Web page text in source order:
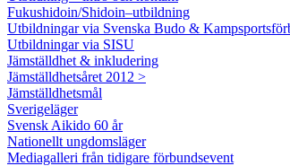
Fukushidoin/Shidoin–utbildning
Utbildningar via Svenska Budo &
Utbildningar via SISU
Jämställdhet & inkludering
Jämställdhetsåret 2012 >
Jämställdhetsmål
Sverigeläger
Svensk Aikido 60 år
Nationellt ungdomsläger
Mediagalleri från tidigare förbundsevent